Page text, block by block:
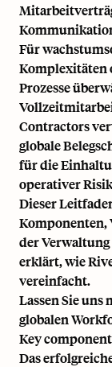
Für
Komplexitäten
Prozesse
Contractors
globale
für die
operativer
Dieser
Komponenten,
der
erklärt, wie
vereinfacht.
Lassen Sie
globalen
Key
Das